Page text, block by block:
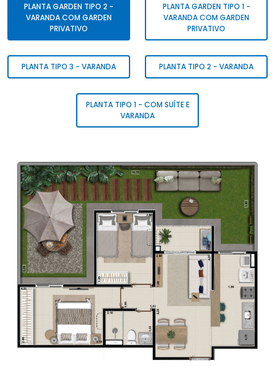
PLANTA GARDEN TIPO 2 -
VARANDA COM GARDEN
PRIVATIVO
PLANTA GARDEN TIPO 1 -
VARANDA COM GARDEN
PRIVATIVO
PLANTA TIPO 3 - VARANDA PLANTA TIPO 2 - VARANDA
PLANTA TIPO 1 - COM SUÍTE E
VARANDA